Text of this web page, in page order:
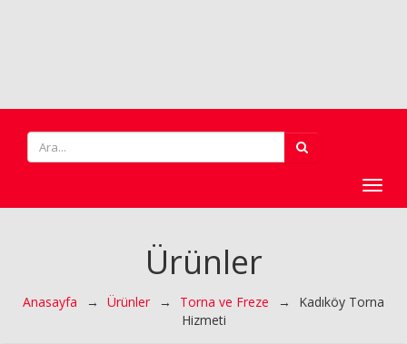
Ürünler
Anasayfa → Ürünler → Torna ve Freze →
Kadıköy Torna
Hizmeti